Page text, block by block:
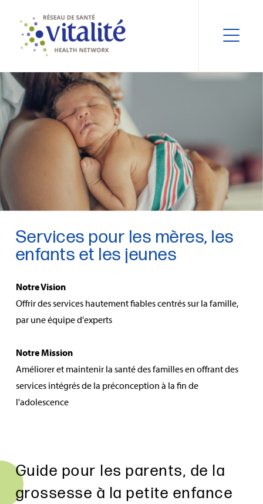
Services pour les mères, les
enfants et les jeunes
Notre Vision
Offrir des services hautement fiables centrés sur la famille,
par une équipe d'experts
Notre Mission
Améliorer et maintenir la santé des familles en offrant des
services intégrés de la préconception à la fin de
l'adolescence
Guide pour les parents, de la
grossesse à la petite enfance